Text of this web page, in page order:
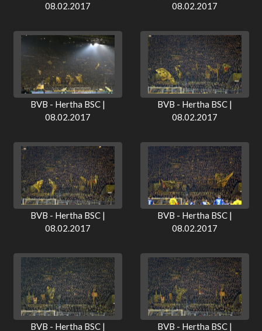
08.02.2017
08.02.2017
BVB - Hertha BSC |
08.02.2017
BVB - Hertha BSC |
08.02.2017
BVB - Hertha BSC |
08.02.2017
BVB - Hertha BSC |
08.02.2017
BVB - Hertha BSC |
BVB - Hertha BSC |